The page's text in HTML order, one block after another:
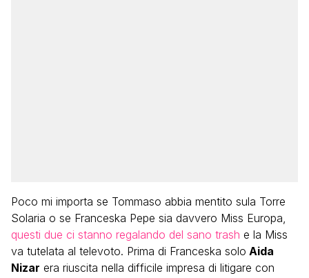
Poco mi importa se Tommaso abbia mentito sula Torre
Solaria o se Franceska Pepe sia davvero Miss Europa,
questi due ci stanno regalando del sano trash e la Miss
va tutelata al televoto. Prima di Franceska solo Aida
Nizar era riuscita nella difficile impresa di litigare con